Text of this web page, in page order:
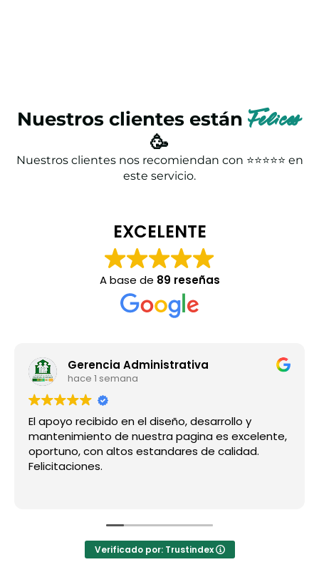
Nuestros clientes están Felices
🥳
Nuestros clientes nos recomiendan con ⭐⭐⭐⭐⭐ en
este servicio.
EXCELENTE
A base de 89 reseñas
Gerencia Administrativa
hace 1 semana
El apoyo recibido en el diseño, desarrollo y
mantenimiento de nuestra pagina es excelente,
oportuno, con altos estandares de calidad.
Felicitaciones.
Verificado por: Trustindex